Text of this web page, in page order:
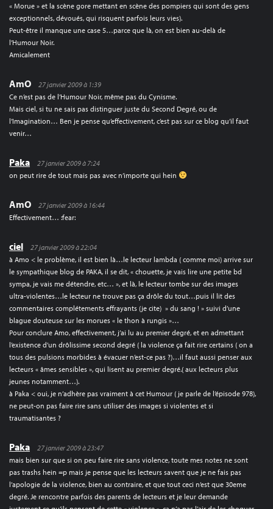
« Morue » et la scène gore mettant en scène des pompiers qui sont des gens
exceptionnels, dévoués, qui risquent parfois leurs vies).
Peut-être il manque une case 5…parce que là, on est bien au-delà de
l’Humour Noir.
Amicalement
AmO
27 janvier 2009 à 1:39
Ce n’est pas de l’Humour Noir, même pas du Cynisme.
Mais ciel, si tu ne sais pas distinguer juste du Second Degré, ou de
l’Imagination… Ben je pense qu’effectivement, c’est pas sur ce blog qu’il faut
venir…
Paka
27 janvier 2009 à 7:24
on peut rire de tout mais pas avec n’importe qui hein
AmO
27 janvier 2009 à 16:44
Effectivement… :fear:
ciel
27 janvier 2009 à 22:04
à Amo < le problème, il est bien là…le lecteur lambda ( comme moi) arrive sur
le sympathique blog de PAKA, il se dit, « chouette, je vais lire une petite bd
sympa, je vais me détendre, etc… », et là, le lecteur tombe sur des images
ultra-violentes…le lecteur ne trouve pas ça drôle du tout…puis il lit des
commentaires complétements effrayants (je cite) » du sang ! » suivi d’une
blague douteuse sur les morues « le thon à rungis »…
Pour conclure Amo, effectivement, j’ai lu au premier degré, et en admettant
l’existence d’un drôlissime second degré ( la violence ça fait rire certains ( on a
tous des pulsions morbides à évacuer n’est-ce pas ?)…il faut aussi penser aux
lecteurs « âmes sensibles », qui lisent au premier degré.( aux lecteurs plus
jeunes notamment…).
à Paka < oui, je n’adhère pas vraiment à cet Humour ( je parle de l’épisode 978),
ne peut-on pas faire rire sans utiliser des images si violentes et si
traumatisantes ?
Paka
27 janvier 2009 à 23:47
mais bien sur que si on peu faire rire sans violence, toute mes notes ne sont
pas trashs hein =p mais je pense que les lecteurs savent que je ne fais pas
l’apologie de la violence, bien au contraire, et que tout ceci n’est que 30eme
degré. Je rencontre parfois des parents de lecteurs et je leur demande